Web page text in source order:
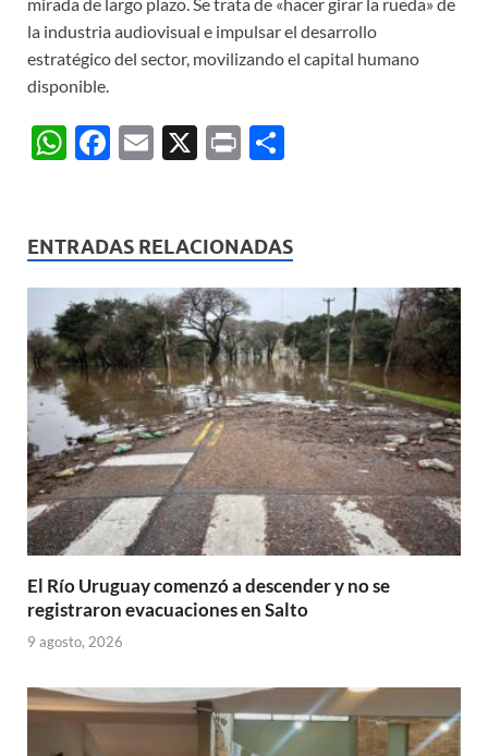
la industria audiovisual e impulsar el desarrollo
estratégico del sector, movilizando el capital humano
disponible.
W
s
A
p
p
F
b
o
o
k
E
X
P
p
ar
ti
r
ENTRADAS RELACIONADAS
El Río Uruguay comenzó a descender y no se
registraron evacuaciones en Salto
9 agosto, 2026